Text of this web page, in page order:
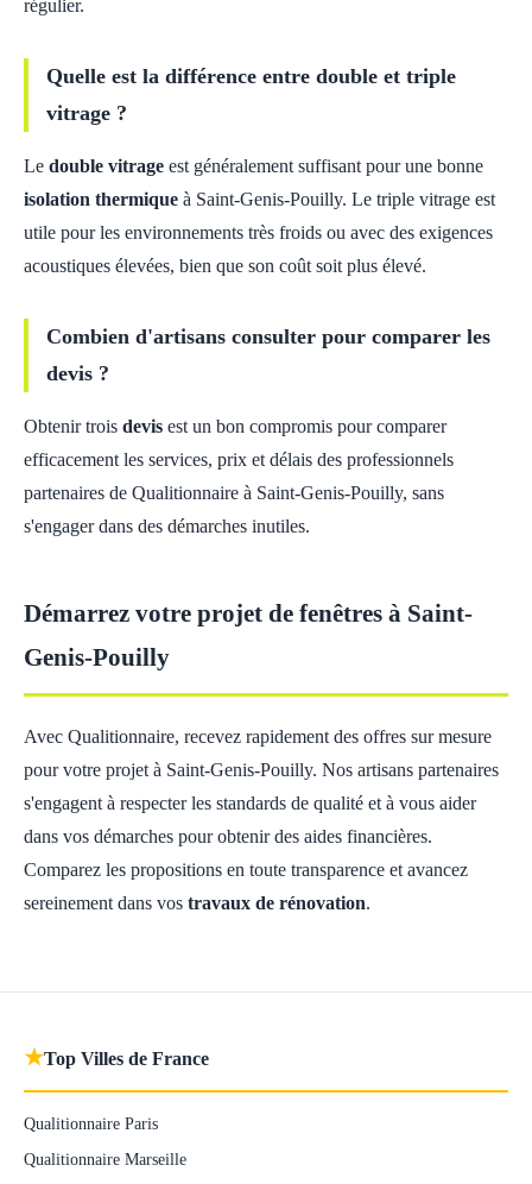
régulier.
Quelle est la différence entre double et triple
vitrage ?
Le double vitrage est généralement suffisant pour une bonne
isolation thermique à Saint-Genis-Pouilly. Le triple vitrage est
utile pour les environnements très froids ou avec des exigences
acoustiques élevées, bien que son coût soit plus élevé.
Combien d'artisans consulter pour comparer les
devis ?
Obtenir trois devis est un bon compromis pour comparer
efficacement les services, prix et délais des professionnels
partenaires de Qualitionnaire à Saint-Genis-Pouilly, sans
s'engager dans des démarches inutiles.
Démarrez votre projet de fenêtres à Saint-
Genis-Pouilly
Avec Qualitionnaire, recevez rapidement des offres sur mesure
pour votre projet à Saint-Genis-Pouilly. Nos artisans partenaires
s'engagent à respecter les standards de qualité et à vous aider
dans vos démarches pour obtenir des aides financières.
Comparez les propositions en toute transparence et avancez
sereinement dans vos travaux de rénovation.
★Top Villes de France
Qualitionnaire Paris
Qualitionnaire Marseille